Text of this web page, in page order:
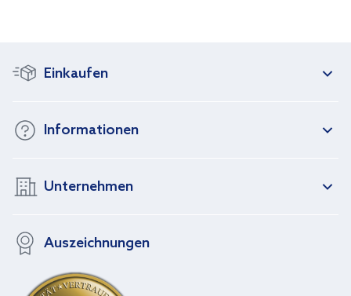
Einkaufen
Informationen
Unternehmen
Auszeichnungen